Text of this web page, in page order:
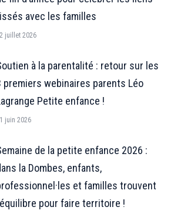
avec les familles
juillet 2026
à la parentalité : retour sur les
premiers webinaires parents Léo
Petite enfance !
juin 2026
de la petite enfance 2026 :
la Dombes, enfants,
et familles trouvent
pour faire territoire !